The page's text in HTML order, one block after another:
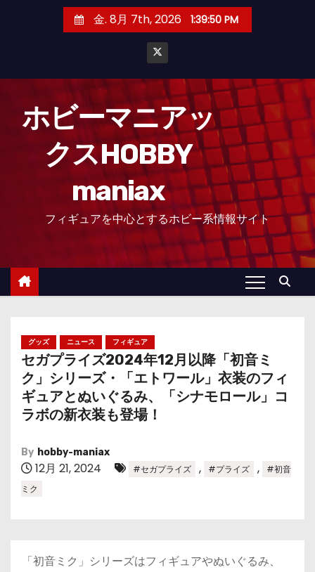
金. 8月 7th, 2026 1:39:52 PM
ホビーマニアッ
クスHOBBY
maniax
フィギュアを中心とするホビー系情報サイト
グッズ ニュース フィギュア
セガプライズ2024年12月以降「初音ミ
ク」シリーズ・「エトワール」衣装のフィ
ギュアとぬいぐるみ、「シナモロール」コ
ラボの新衣装も登場！
By hobby-maniax
12月 21, 2024 #セガプライズ , #プライズ ,
#初音
ミク
「初音ミク」シリーズはフィギュアやぬいぐるみ、